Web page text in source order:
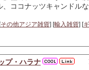
、ココナッツキャンドル
その他アジア雑貨] [輸入雑貨] [
プ・ハラナ